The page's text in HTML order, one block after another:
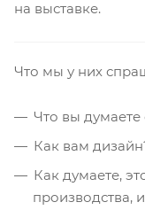
на выставке.
Что мы у них
Что вы думаете
Как вам
Как думаете,
производства,